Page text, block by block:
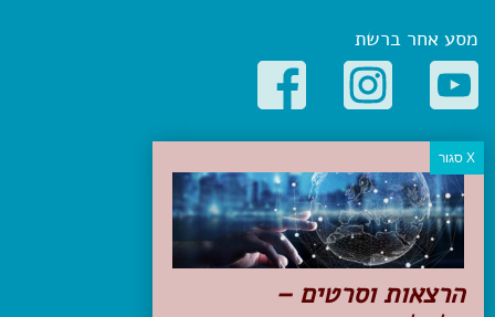
מסע אחר ברשת
קטגוריות פופולריות
יעדים
טיולים בישראל
מלונות בוטיק בישראל
טיפים והמלצות
הכנות לנסיעה
הרצאות וסרטים –